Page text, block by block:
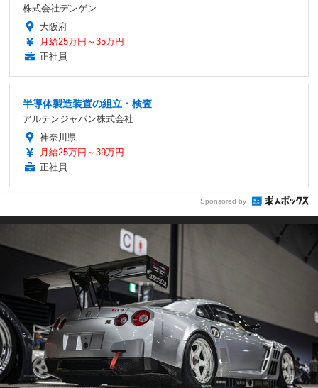
株式会社デンゲン
大阪府
月給25万円～35万円
正社員
半導体製造装置の組立・検査
アルテンジャパン株式会社
神奈川県
月給25万円～39万円
正社員
Sponsored by